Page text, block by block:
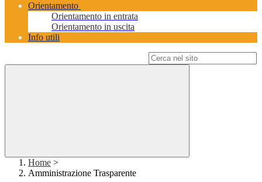
Orientamento
Orientamento in entrata
Orientamento in uscita
Info utili
Home >
Amministrazione Trasparente